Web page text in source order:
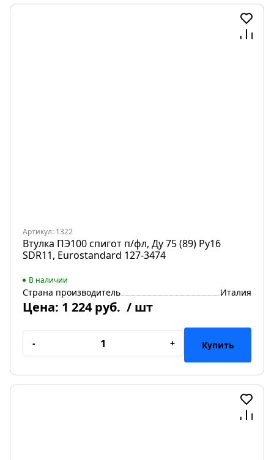
Артикул: 1322
Втулка ПЭ100 спигот п/фл, Ду 75 (89) Ру16
SDR11, Eurostandard 127-3474
В наличии
Страна производитель Италия
Цена: 1 224 руб. / шт
- + Купить